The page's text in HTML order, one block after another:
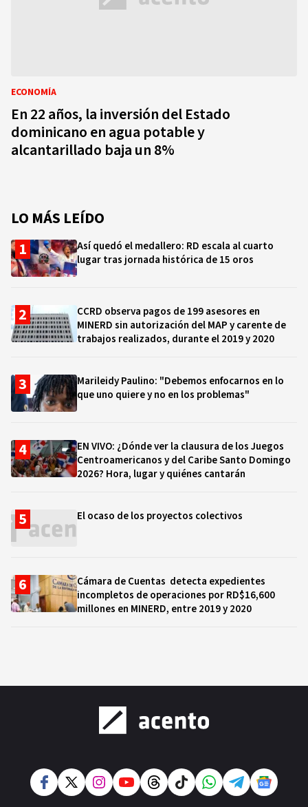
ECONOMÍA
En 22 años, la inversión del Estado
dominicano en agua potable y
alcantarillado baja un 8%
LO MÁS LEÍDO
Así quedó el medallero: RD escala al cuarto
lugar tras jornada histórica de 15 oros
CCRD observa pagos de 199 asesores en
MINERD sin autorización del MAP y carente de
trabajos realizados, durante el 2019 y 2020
Marileidy Paulino: "Debemos enfocarnos en lo
que uno quiere y no en los problemas"
EN VIVO: ¿Dónde ver la clausura de los Juegos
Centroamericanos y del Caribe Santo Domingo
2026? Hora, lugar y quiénes cantarán
El ocaso de los proyectos colectivos
Cámara de Cuentas detecta expedientes
incompletos de operaciones por RD$16,600
millones en MINERD, entre 2019 y 2020